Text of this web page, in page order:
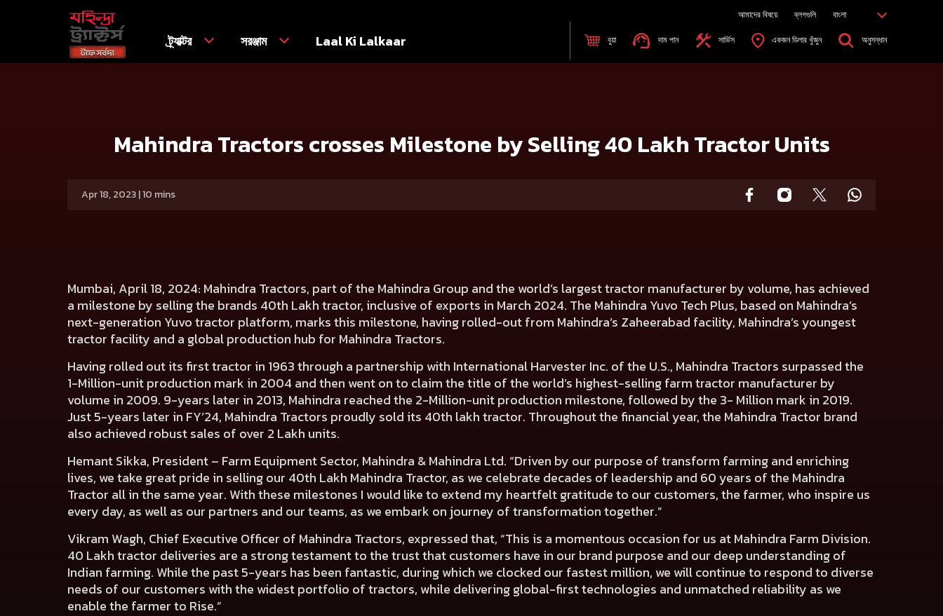
আমাদের বিষয়ে ব্লগগুলি বাংলা
ট্র্যাক্টর সরঞ্জাম Laal Ki Lalkaar বুয়া দাম পান সার্ভিস একজন ডিলার খুঁজুন অনুসন্ধান
Mahindra Tractors crosses Milestone by Selling 40 Lakh Tractor Units
Apr 18, 2023 | 10 mins
Mumbai, April 18, 2024: Mahindra Tractors, part of the Mahindra Group and the world’s largest tractor manufacturer by volume, has achieved
a milestone by selling the brands 40th Lakh tractor, inclusive of exports in March 2024. The Mahindra Yuvo Tech Plus, based on Mahindra’s
next-generation Yuvo tractor platform, marks this milestone, having rolled-out from Mahindra’s Zaheerabad facility, Mahindra’s youngest
tractor facility and a global production hub for Mahindra Tractors.
Having rolled out its first tractor in 1963 through a partnership with International Harvester Inc. of the U.S., Mahindra Tractors surpassed the
1-Million-unit production mark in 2004 and then went on to claim the title of the world’s highest-selling farm tractor manufacturer by
volume in 2009. 9-years later in 2013, Mahindra reached the 2-Million-unit production milestone, followed by the 3- Million mark in 2019.
Just 5-years later in FY’24, Mahindra Tractors proudly sold its 40th lakh tractor. Throughout the financial year, the Mahindra Tractor brand
also achieved robust sales of over 2 Lakh units.
Hemant Sikka, President – Farm Equipment Sector, Mahindra & Mahindra Ltd. “Driven by our purpose of transform farming and enriching
lives, we take great pride in selling our 40th Lakh Mahindra Tractor, as we celebrate decades of leadership and 60 years of the Mahindra
Tractor all in the same year. With these milestones I would like to extend my heartfelt gratitude to our customers, the farmer, who inspire us
every day, as well as our partners and our teams, as we embark on journey of transformation together.”
Vikram Wagh, Chief Executive Officer of Mahindra Tractors, expressed that, “This is a momentous occasion for us at Mahindra Farm Division.
40 Lakh tractor deliveries are a strong testament to the trust that customers have in our brand purpose and our deep understanding of
Indian farming. While the past 5-years has been fantastic, during which we clocked our fastest million, we will continue to respond to diverse
needs of our customers with the widest portfolio of tractors, while delivering global-first technologies and unmatched reliability as we
enable the farmer to Rise.”